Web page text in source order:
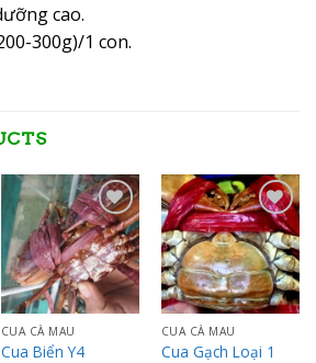
cao.
300g)/1 con.
Add to
wishlist
CUA CÀ MAU
Cua Biển Y4
Add to
wishlist
CUA CÀ MAU
Cua Gạch Loại 1